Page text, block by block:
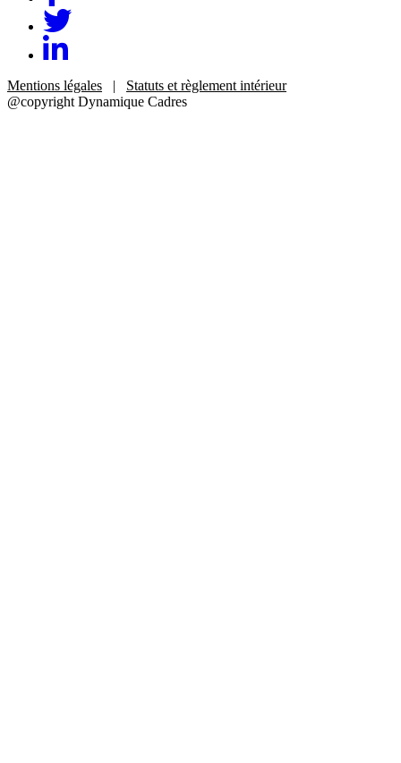
Lien
Twitter
Lien
Linkedin
Mentions légales | Statuts et règlement intérieur
@copyright Dynamique Cadres